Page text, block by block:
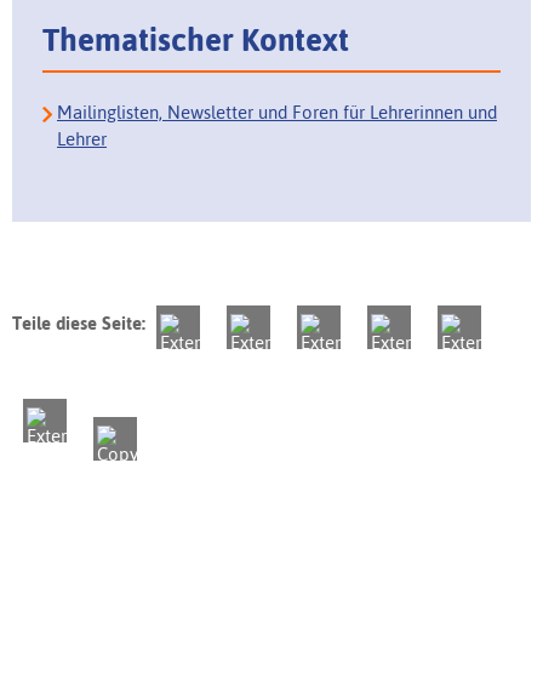
Thematischer Kontext
Mailinglisten, Newsletter und Foren für Lehrerinnen und
Lehrer
Teile diese Seite: